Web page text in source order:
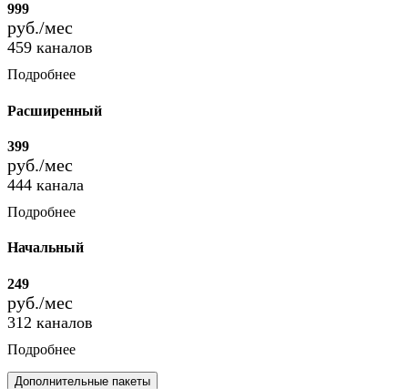
999
руб./мес
459 каналов
Подробнее
Расширенный
399
руб./мес
444 канала
Подробнее
Начальный
249
руб./мес
312 каналов
Подробнее
Дополнительные пакеты